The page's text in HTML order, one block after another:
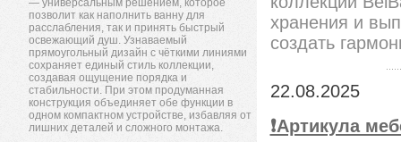
— универсальным решением, которое
позволит как наполнить ванну для
расслабления, так и принять быстрый
освежающий душ. Узнаваемый
прямоугольный дизайн с чёткими линиями
сохраняет единый стиль коллекции,
создавая ощущение порядка и
стабильности. При этом продуманная
конструкция объединяет обе функции в
одном компактном устройстве, избавляя от
лишних деталей и сложного монтажа.
хранения и
создать
22.08.2025
❗️Артикула